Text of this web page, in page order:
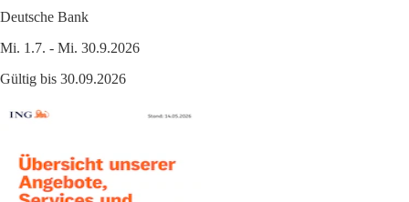
Deutsche Bank
Mi. 1.7. - Mi. 30.9.2026
Gültig bis 30.09.2026